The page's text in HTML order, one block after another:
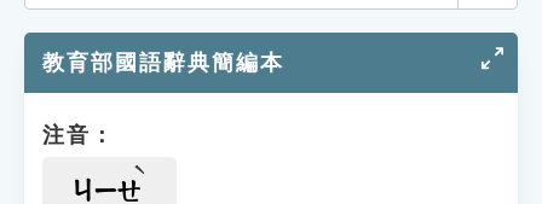
教育部國語辭典簡編本
注音：
ㄐㄧㄝ